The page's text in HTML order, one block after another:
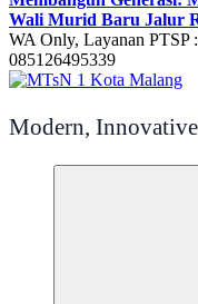
Wali Murid Baru Jalur
WA Only, Layanan PTSP
085126495339
Modern,